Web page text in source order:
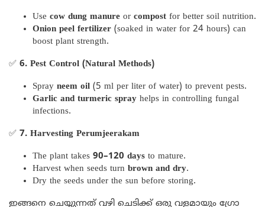
Use cow dung manure or compost for better soil nutrition.
Onion peel fertilizer (soaked in water for 24 hours) can
boost plant strength.
✅ 6. Pest Control (Natural Methods)
Spray neem oil (5 ml per liter of water) to prevent pests.
Garlic and turmeric spray helps in controlling fungal
infections.
✅ 7. Harvesting Perumjeerakam
The plant takes 90–120 days to mature.
Harvest when seeds turn brown and dry.
Dry the seeds under the sun before storing.
ഇങ്ങനെ ചെയ്യുന്നത് വഴി ചെടിക്ക് ഒരു വളമായും ഗ്രോ